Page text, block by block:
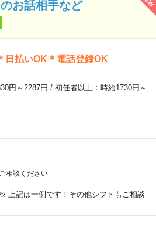
お話相手など
日払いOK＊電話登録OK
円～2287円 / 初任者以上：時給1730円～
相談ください
上記は一例です！その他シフトもご相談